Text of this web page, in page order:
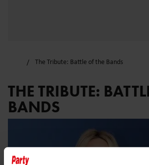
The Tribute: Battle of the Bands
THE TRIBUTE:
BANDS